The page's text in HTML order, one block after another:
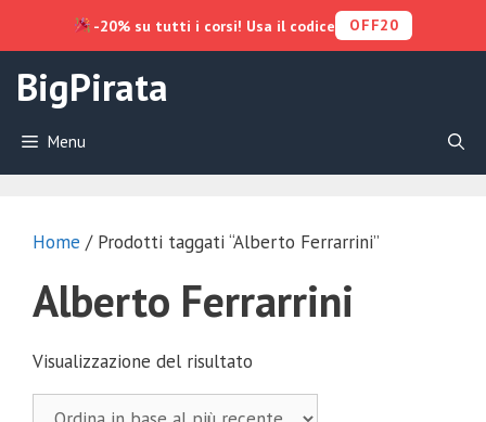
contenuto
BigPirata
Menu
Home / Prodotti taggati “Alberto Ferrarrini”
Alberto Ferrarrini
Visualizzazione del risultato
-20% su tutti i corsi! Usa il codice OFF20